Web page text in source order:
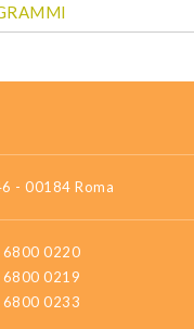
- 00184 Roma
6800 0220
0219
0233